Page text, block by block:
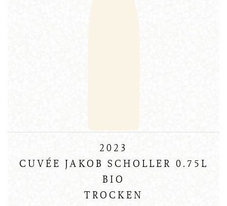
2023
CUVÉE JAKOB SCHOLLER 0.75L
BIO
TROCKEN